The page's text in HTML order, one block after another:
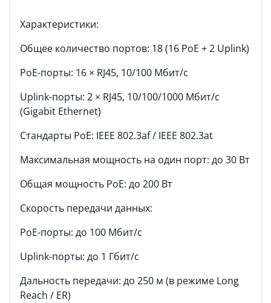
Характеристики:
Общее количество портов: 18 (16 PoE + 2 Uplink)
PoE-порты: 16 × RJ45, 10/100 Мбит/с
Uplink-порты: 2 × RJ45, 10/100/1000 Мбит/с
(Gigabit Ethernet)
Стандарты PoE: IEEE 802.3af / IEEE 802.3at
Максимальная мощность на один порт: до 30 Вт
Общая мощность PoE: до 200 Вт
Скорость передачи данных:
PoE-порты: до 100 Мбит/с
Uplink-порты: до 1 Гбит/с
Дальность передачи: до 250 м (в режиме Long
Reach / ER)